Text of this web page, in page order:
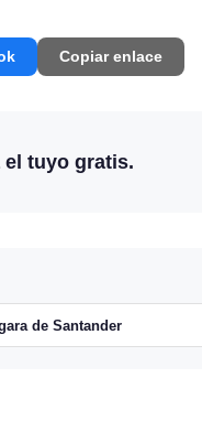
Copiar enlace
el tuyo gratis.
de Santander